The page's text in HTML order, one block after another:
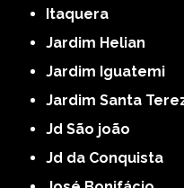
Itaquera
Jardim Helian
Jardim Iguatemi
Jardim Santa
Jd São joão
Jd da Conquista